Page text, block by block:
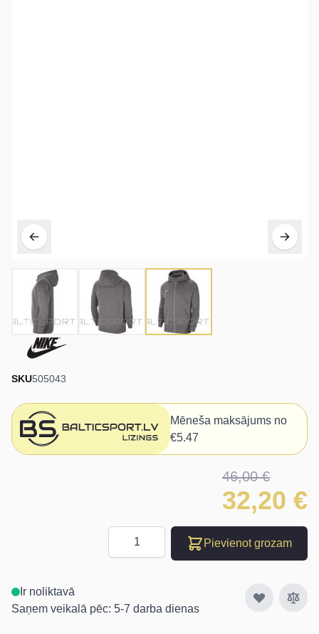
SKU505043
Mēneša maksājums no
€5.47
46,00 €
32,20 €
Pievienot grozam
Ir noliktavā
Saņem veikalā pēc: 5-7 darba dienas